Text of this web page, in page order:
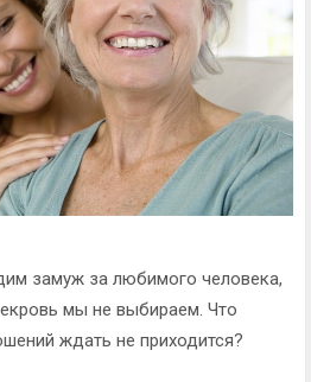
замуж за любимого человека,
мы не выбираем. Что
ждать не приходится?